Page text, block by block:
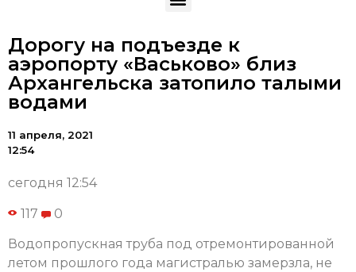
Дорогу на подъезде к
аэропорту «Васьково» близ
Архангельска затопило талыми
водами
11 апреля, 2021
12:54
сегодня 12:54
117 0
Водопропускная труба под отремонтированной
летом прошлого года магистралью замерзла, не